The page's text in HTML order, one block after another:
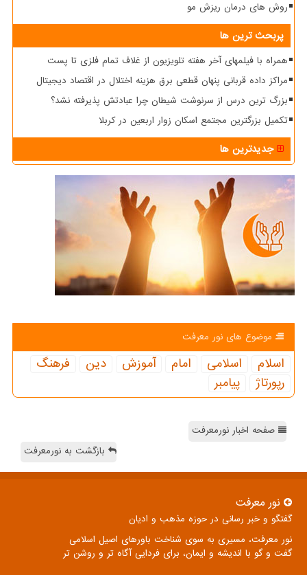
روش های درمان ریزش مو
پربحث ترین ها
همراه با فیلمهای آخر هفته تلویزیون از غلاف تمام فلزی تا پست
مراکز داده قربانی پنهان قطعی برق هزینه اختلال در اقتصاد دیجیتال
بزرگ ترین درس از سرنوشت شیطان چرا عبادتش پذیرفته نشد؟
تکمیل بزرگترین مجتمع اسکان زوار اربعین در کربلا
جدیدترین ها
موضوع های نور معرفت
اسلام اسلامی امام آموزش دین
فرهنگ
رپورتاژ
پیامبر
صفحه اخبار نورمعرفت
بازگشت به نورمعرفت
نور معرفت
گفتگو و خبر رسانی در حوزه مذهب و ادیان
نور معرفت، مسیری به سوی شناخت باورهای اصیل اسلامی
گفت و گو با اندیشه و ایمان، برای فردایی آگاه تر و روشن تر